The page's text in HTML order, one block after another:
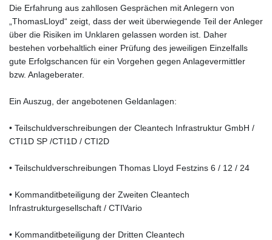
Die Erfahrung aus zahllosen Gesprächen mit Anlegern von
„ThomasLloyd“ zeigt, dass der weit überwiegende Teil der Anleger
über die Risiken im Unklaren gelassen worden ist. Daher
bestehen vorbehaltlich einer Prüfung des jeweiligen Einzelfalls
gute Erfolgschancen für ein Vorgehen gegen Anlagevermittler
bzw. Anlageberater.
Ein Auszug, der angebotenen Geldanlagen:
• Teilschuldverschreibungen der Cleantech Infrastruktur GmbH /
CTI1D SP /CTI1D / CTI2D
• Teilschuldverschreibungen Thomas Lloyd Festzins 6 / 12 / 24
• Kommanditbeteiligung der Zweiten Cleantech
Infrastrukturgesellschaft / CTIVario
• Kommanditbeteiligung der Dritten Cleantech